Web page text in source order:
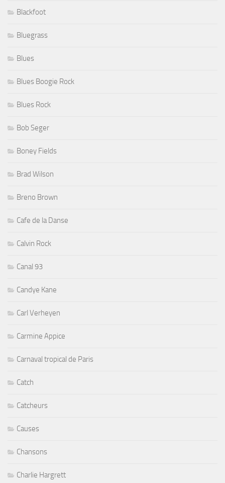
Blackfoot
Bluegrass
Blues
Blues Boogie Rock
Blues Rock
Bob Seger
Boney Fields
Brad Wilson
Breno Brown
Cafe de la Danse
Calvin Rock
Canal 93
Candye Kane
Carl Verheyen
Carmine Appice
Carnaval tropical de Paris
Catch
Catcheurs
Causes
Chansons
Charlie Hargrett